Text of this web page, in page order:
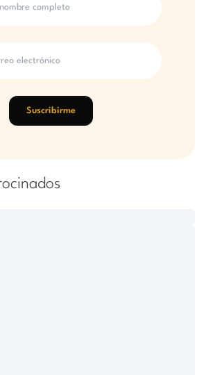
Suscribirme